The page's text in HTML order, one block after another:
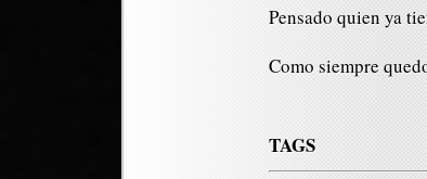
Pensado quien ya
Como siempre
TAGS